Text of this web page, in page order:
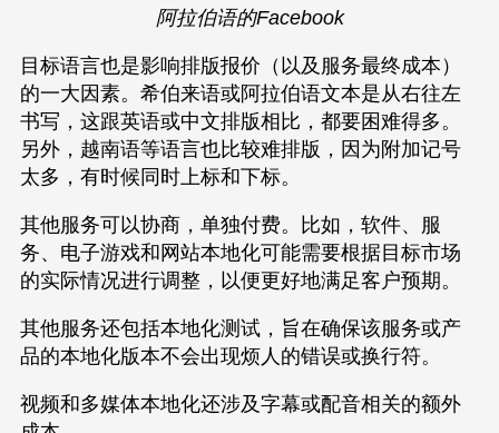
阿拉伯语的Facebook
目标语言也是影响排版报价（以及服务最终成本）
的一大因素。希伯来语或阿拉伯语文本是从右往左
书写，这跟英语或中文排版相比，都要困难得多。
另外，越南语等语言也比较难排版，因为附加记号
太多，有时候同时上标和下标。
其他服务可以协商，单独付费。比如，软件、服
务、电子游戏和网站本地化可能需要根据目标市场
的实际情况进行调整，以便更好地满足客户预期。
其他服务还包括本地化测试，旨在确保该服务或产
品的本地化版本不会出现烦人的错误或换行符。
视频和多媒体本地化还涉及字幕或配音相关的额外